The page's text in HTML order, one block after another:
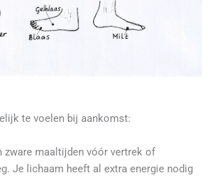
te voelen bij aankomst:
zware maaltijden vóór vertrek of
Je lichaam heeft al extra energie nodig